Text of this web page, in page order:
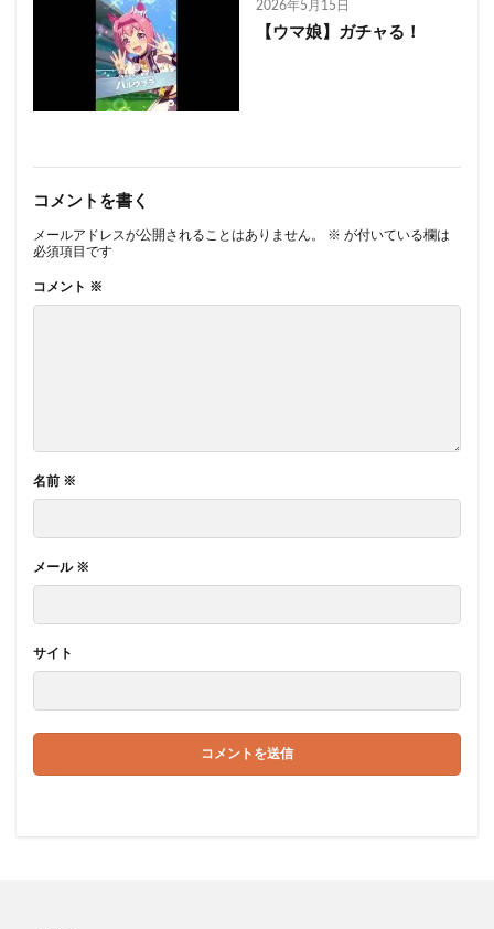
2026年5月15日
【ウマ娘】ガチャる！
コメントを書く
メールアドレスが公開されることはありません。 ※ が付いている欄は
必須項目です
コメント ※
名前 ※
メール ※
サイト